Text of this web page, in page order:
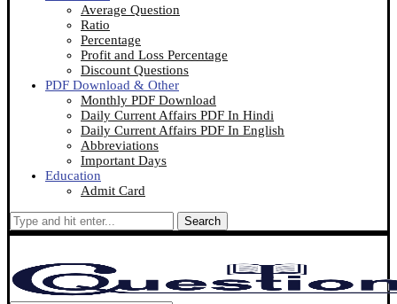
Average Question
Ratio
Percentage
Profit and Loss Percentage
Discount Questions
PDF Download & Other
Monthly PDF Download
Daily Current Affairs PDF In Hindi
Daily Current Affairs PDF In English
Abbreviations
Important Days
Education
Admit Card
Search